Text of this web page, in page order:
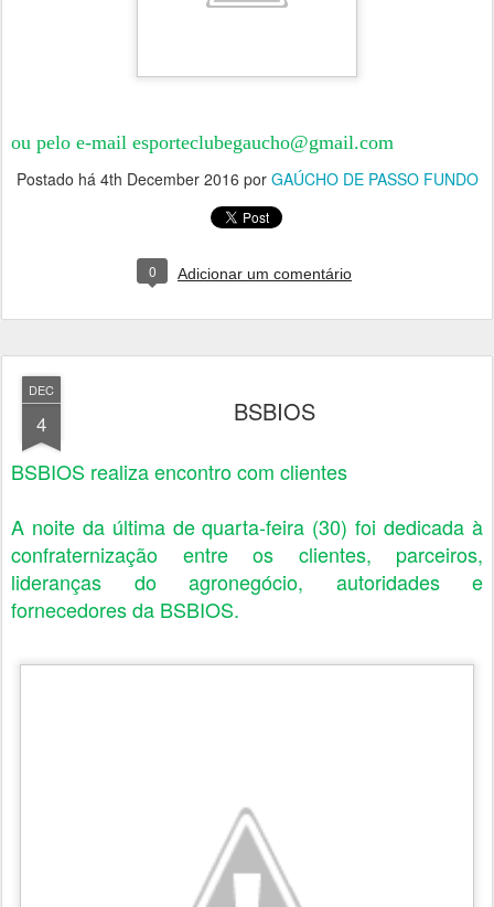
ou pelo e-mail esporteclubegaucho@gmail.com
Postado há 4th December 2016 por GAÚCHO DE PASSO FUNDO
0 Adicionar um comentário
DEC
4 BSBIOS
BSBIOS realiza encontro com clientes
A noite da última de quarta-feira (30) foi dedicada à
confraternização entre os clientes, parceiros,
lideranças do agronegócio, autoridades e
fornecedores da BSBIOS.